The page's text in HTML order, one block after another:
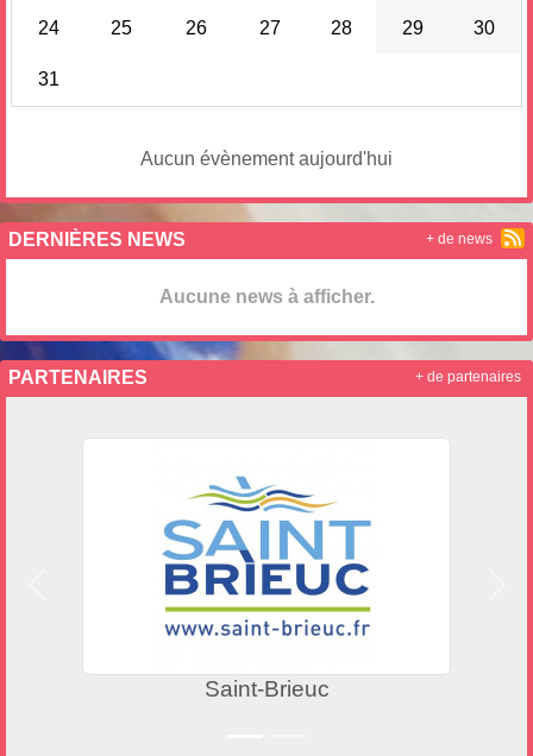
24 25 26 27 28 29 30
31
Aucun évènement aujourd'hui
DERNIÈRES NEWS
Aucune news à afficher.
+ de news
PARTENAIRES
Saint-Brieuc
+ de partenaires